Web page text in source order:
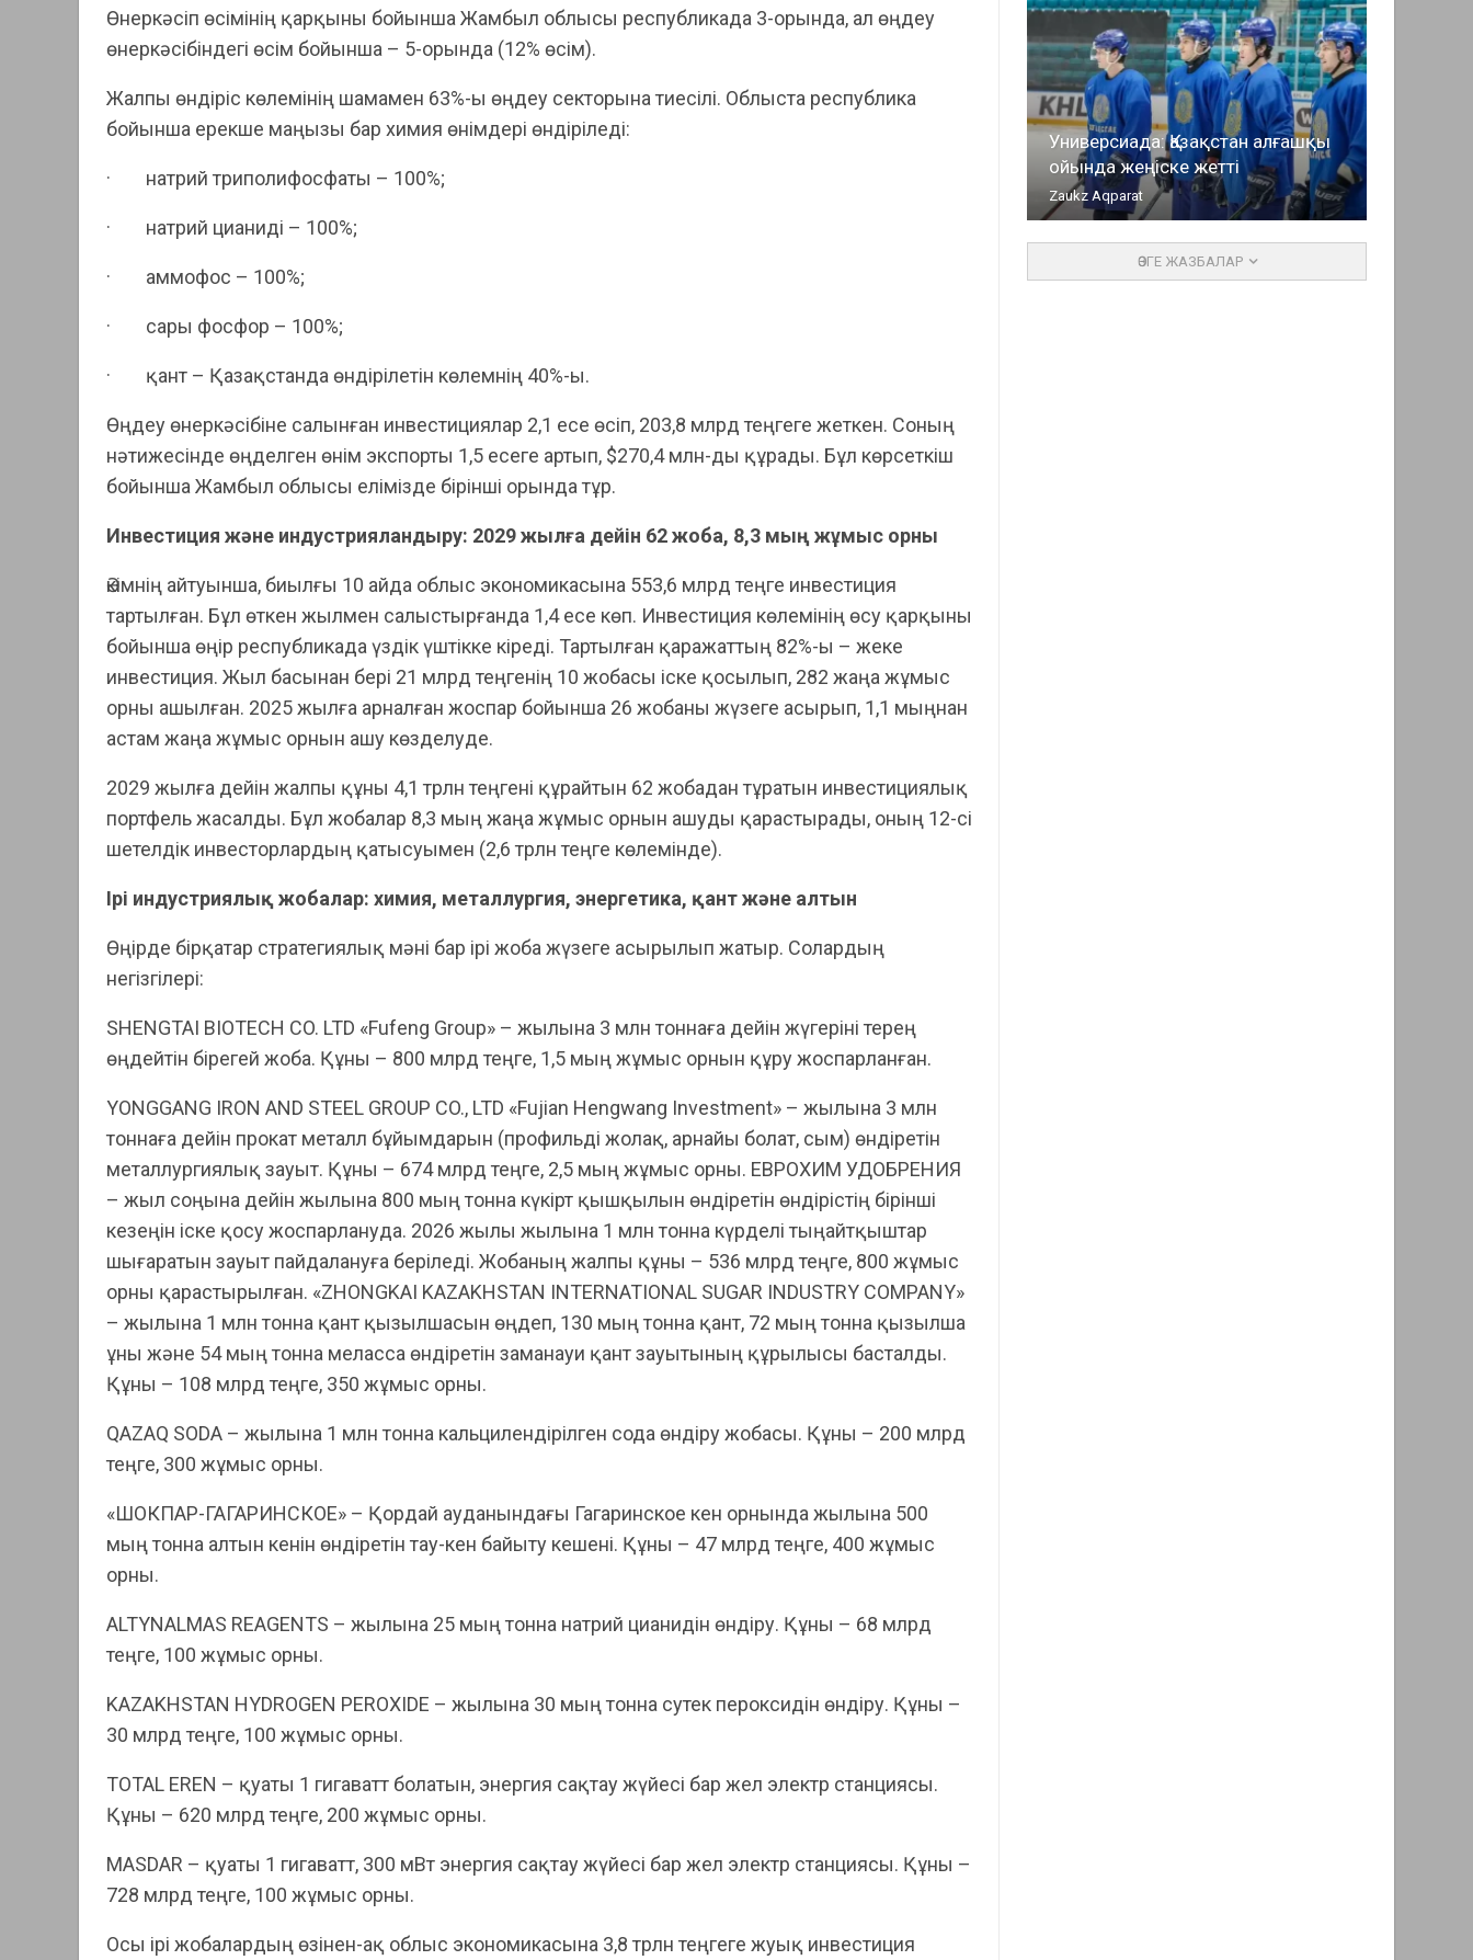
Өнеркәсіп өсімінің қарқыны бойынша Жамбыл облысы республикада 3-орында, ал өңдеу
өнеркәсібіндегі өсім бойынша – 5-орында (12% өсім).
Жалпы өндіріс көлемінің шамамен 63%-ы өңдеу секторына тиесілі. Облыста республика
бойынша ерекше маңызы бар химия өнімдері өндіріледі:
· натрий триполифосфаты – 100%;
· натрий цианиді – 100%;
· аммофос – 100%;
· сары фосфор – 100%;
· қант – Қазақстанда өндірілетін көлемнің 40%-ы.
Өңдеу өнеркәсібіне салынған инвестициялар 2,1 есе өсіп, 203,8 млрд теңгеге жеткен. Соның
нәтижесінде өңделген өнім экспорты 1,5 есеге артып, $270,4 млн-ды құрады. Бұл көрсеткіш
бойынша Жамбыл облысы елімізде бірінші орында тұр.
Инвестиция және индустрияландыру: 2029 жылға дейін 62 жоба, 8,3 мың жұмыс орны
Әкімнің айтуынша, биылғы 10 айда облыс экономикасына 553,6 млрд теңге инвестиция
тартылған. Бұл өткен жылмен салыстырғанда 1,4 есе көп. Инвестиция көлемінің өсу қарқыны
бойынша өңір республикада үздік үштікке кіреді. Тартылған қаражаттың 82%-ы – жеке
инвестиция. Жыл басынан бері 21 млрд теңгенің 10 жобасы іске қосылып, 282 жаңа жұмыс
орны ашылған. 2025 жылға арналған жоспар бойынша 26 жобаны жүзеге асырып, 1,1 мыңнан
астам жаңа жұмыс орнын ашу көзделуде.
2029 жылға дейін жалпы құны 4,1 трлн теңгені құрайтын 62 жобадан тұратын инвестициялық
портфель жасалды. Бұл жобалар 8,3 мың жаңа жұмыс орнын ашуды қарастырады, оның 12-сі
шетелдік инвесторлардың қатысуымен (2,6 трлн теңге көлемінде).
Ірі индустриялық жобалар: химия, металлургия, энергетика, қант және алтын
Өңірде бірқатар стратегиялық мәні бар ірі жоба жүзеге асырылып жатыр. Солардың
негізгілері:
SHENGTAI BIOTECH CO. LTD «Fufeng Group» – жылына 3 млн тоннаға дейін жүгеріні терең
өңдейтін бірегей жоба. Құны – 800 млрд теңге, 1,5 мың жұмыс орнын құру жоспарланған.
YONGGANG IRON AND STEEL GROUP CO., LTD «Fujian Hengwang Investment» – жылына 3 млн
тоннаға дейін прокат металл бұйымдарын (профильді жолақ, арнайы болат, сым) өндіретін
металлургиялық зауыт. Құны – 674 млрд теңге, 2,5 мың жұмыс орны. ЕВРОХИМ УДОБРЕНИЯ
– жыл соңына дейін жылына 800 мың тонна күкірт қышқылын өндіретін өндірістің бірінші
кезеңін іске қосу жоспарлануда. 2026 жылы жылына 1 млн тонна күрделі тыңайтқыштар
шығаратын зауыт пайдалануға беріледі. Жобаның жалпы құны – 536 млрд теңге, 800 жұмыс
орны қарастырылған. «ZHONGKAI KAZAKHSTAN INTERNATIONAL SUGAR INDUSTRY COMPANY»
– жылына 1 млн тонна қант қызылшасын өңдеп, 130 мың тонна қант, 72 мың тонна қызылша
ұны және 54 мың тонна меласса өндіретін заманауи қант зауытының құрылысы басталды.
Құны – 108 млрд теңге, 350 жұмыс орны.
QAZAQ SODA – жылына 1 млн тонна кальцилендірілген сода өндіру жобасы. Құны – 200 млрд
теңге, 300 жұмыс орны.
«ШОКПАР-ГАГАРИНСКОЕ» – Қордай ауданындағы Гагаринское кен орнында жылына 500
мың тонна алтын кенін өндіретін тау-кен байыту кешені. Құны – 47 млрд теңге, 400 жұмыс
орны.
ALTYNALMAS REAGENTS – жылына 25 мың тонна натрий цианидін өндіру. Құны – 68 млрд
теңге, 100 жұмыс орны.
KAZAKHSTAN HYDROGEN PEROXIDE – жылына 30 мың тонна сутек пероксидін өндіру. Құны –
30 млрд теңге, 100 жұмыс орны.
TOTAL EREN – қуаты 1 гигаватт болатын, энергия сақтау жүйесі бар жел электр станциясы.
Құны – 620 млрд теңге, 200 жұмыс орны.
MASDAR – қуаты 1 гигаватт, 300 мВт энергия сақтау жүйесі бар жел электр станциясы. Құны –
728 млрд теңге, 100 жұмыс орны.
Осы ірі жобалардың өзінен-ақ облыс экономикасына 3,8 трлн теңгеге жуық инвестиция
Универсиада: Қазақстан алғашқы
ойында жеңіске жетті
Zaukz Aqparat
ӨЗГЕ ЖАЗБАЛАР